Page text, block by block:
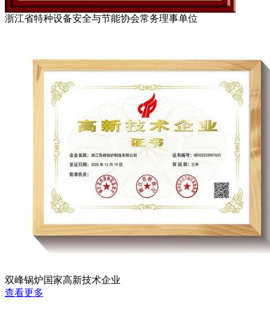
浙江省特种设备安全与节能协会常务理事单位
双峰锅炉国家高新技术企业
查看更多